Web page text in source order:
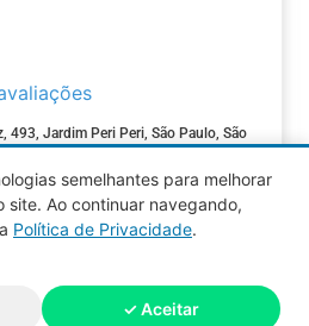
493, Jardim Peri Peri, São Paulo, São
semelhantes para melhorar
site. Ao continuar navegando,
Política de Privacidade.
✓ Aceitar